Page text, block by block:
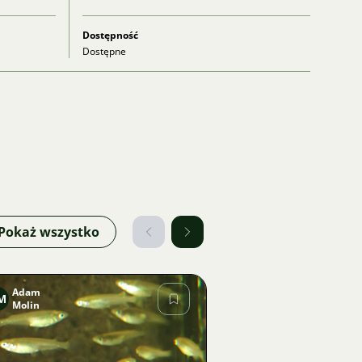
Dostępność
Dostępne
wszystko
Adam
Molin